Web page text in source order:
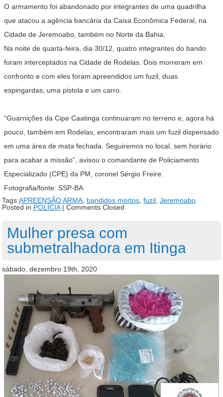
O armamento foi abandonado por integrantes de uma quadrilha
que atacou a agência bancária da Caixa Econômica Federal, na
Cidade de Jeremoabo, também no Norte da Bahia.
Na noite de quarta-feira, dia 30/12, quatro integrantes do bando
foram interceptados na Cidade de Rodelas. Dois morreram em
confronto e com eles foram apreendidos um fuzil, duas
espingardas, uma pistola e um carro.
“Guarnições da Cipe Caatinga continuaram no terreno e, agora há
pouco, também em Rodelas, encontraram mais um fuzil dispensado
em uma área de mata fechada. Seguiremos no local, sem horário
para acabar a missão”, avisou o comandante de Policiamento
Especializado (CPE) da PM, coronel Sérgio Freire.
Fotografia/fonte: SSP-BA
Tags:APREENSÃO ARMA bandidos mortos fuzil Jeremoabo
Posted in POLÍCIA| Comments Closed
Mulher presa com
submetralhadora em Itinga
sábado, dezembro 19th, 2020